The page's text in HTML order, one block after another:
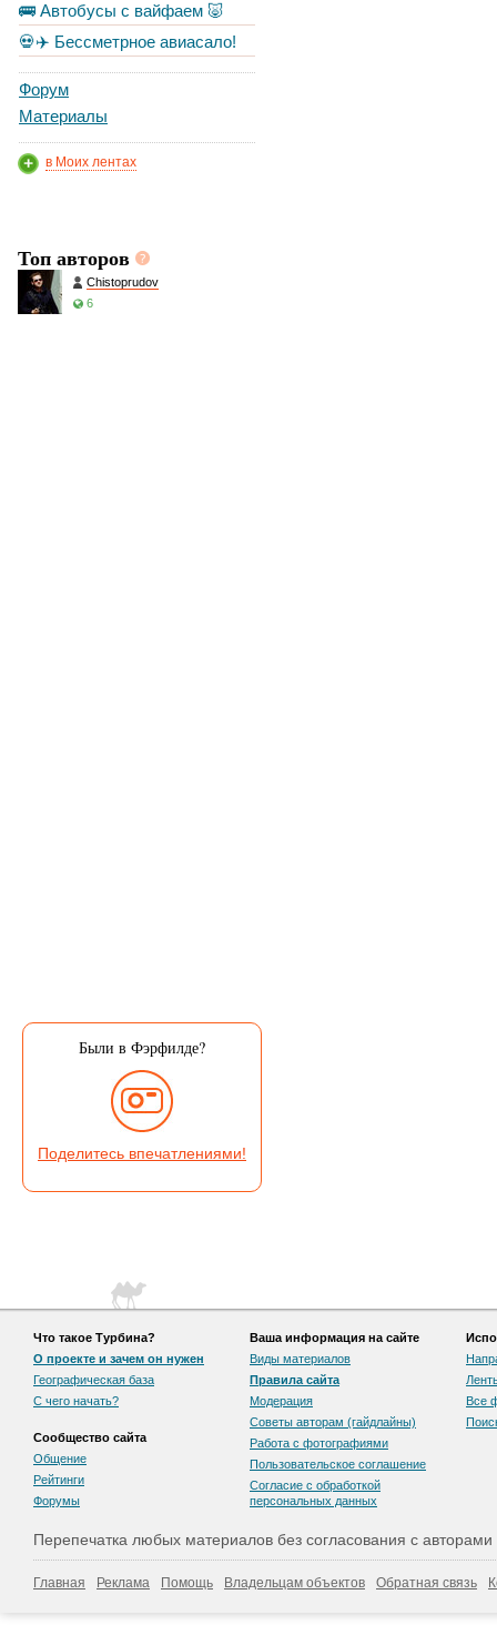
🚌 Автобусы с вайфаем 🐷
💀✈️ Бессметрное авиасало!
Форум
Материалы
в Моих лентах
Топ авторов
Chistoprudov
6
Были в Фэрфилде?
Поделитесь впечатлениями!
Что такое Турбина?
О проекте и зачем он нужен
Географическая база
С чего начать?
Сообщество сайта
Общение
Рейтинги
Форумы
Ваша информация на сайте
Виды материалов
Правила сайта
Модерация
Советы авторам (гайдлайны)
Работа с фотографиями
Пользовательскоe соглашение
Согласие с обработкой
персональных данных
Все
Перепечатка любых материалов без согласования с
Главная Реклама Помощь Владельцам объектов Обратная связь